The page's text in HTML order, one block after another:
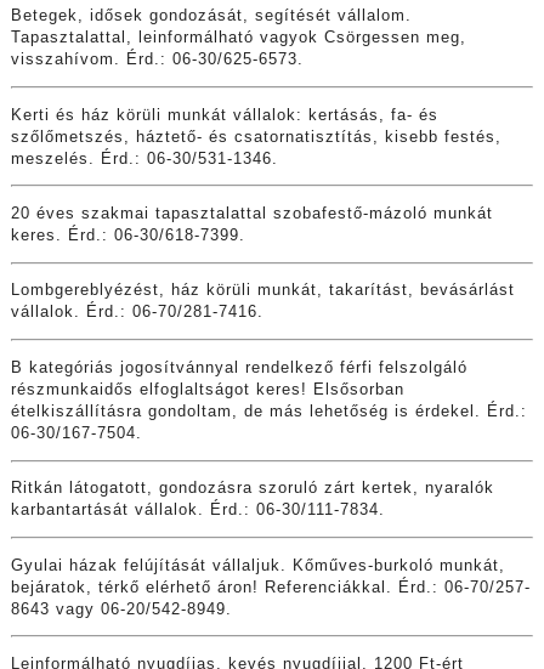
Betegek, idősek gondozását, segítését vállalom.
Tapasztalattal, leinformálható vagyok Csörgessen meg,
visszahívom. Érd.: 06-30/625-6573.
Kerti és ház körüli munkát vállalok: kertásás, fa- és
szőlőmetszés, háztető- és csatornatisztítás, kisebb festés,
meszelés. Érd.: 06-30/531-1346.
20 éves szakmai tapasztalattal szobafestő-mázoló munkát
keres. Érd.: 06-30/618-7399.
Lombgereblyézést, ház körüli munkát, takarítást, bevásárlást
vállalok. Érd.: 06-70/281-7416.
B kategóriás jogosítvánnyal rendelkező férfi felszolgáló
részmunkaidős elfoglaltságot keres! Elsősorban
ételkiszállításra gondoltam, de más lehetőség is érdekel. Érd.:
06-30/167-7504.
Ritkán látogatott, gondozásra szoruló zárt kertek, nyaralók
karbantartását vállalok. Érd.: 06-30/111-7834.
Gyulai házak felújítását vállaljuk. Kőműves-burkoló munkát,
bejáratok, térkő elérhető áron! Referenciákkal. Érd.: 06-70/257-
8643 vagy 06-20/542-8949.
Leinformálható nyugdíjas, kevés nyugdíjjal, 1200 Ft-ért